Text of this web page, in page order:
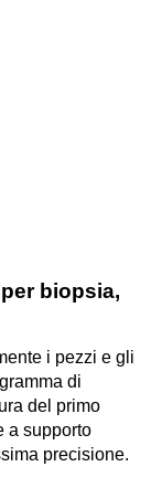
biopsia,
i pezzi e gli
di
del primo
a supporto
precisione.